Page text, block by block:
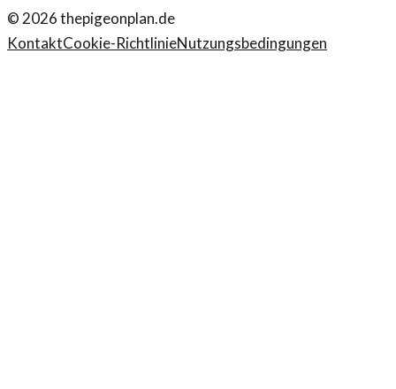
© 2026thepigeonplan.de
KontaktCookie-RichtlinieNutzungsbedingungen